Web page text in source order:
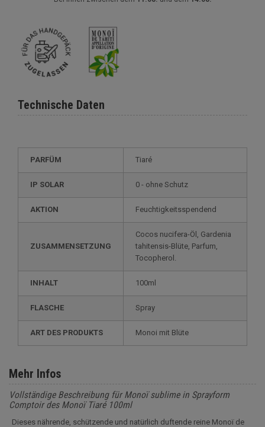
Technische Daten
PARFÜM Tiaré
IP SOLAR 0 - ohne Schutz
AKTION Feuchtigkeitsspendend
ZUSAMMENSETZUNG
Cocos nucifera-Öl, Gardenia
tahitensis-Blüte, Parfum,
Tocopherol.
INHALT 100ml
FLASCHE Spray
ART DES PRODUKTS Monoi mit Blüte
Mehr Infos
Vollständige Beschreibung für Monoï sublime in Sprayform
Comptoir des Monoï Tiaré 100ml
Dieses nährende, schützende und natürlich duftende reine Monoï de